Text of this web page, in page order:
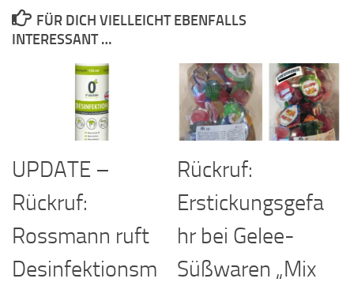
FÜR DICH VIELLEICHT EBENFALLS
INTERESSANT …
UPDATE –
Rückruf:
Rossmann ruft
Desinfektionsm
Rückruf:
Erstickungsgefa
hr bei Gelee-
Süßwaren „Mix